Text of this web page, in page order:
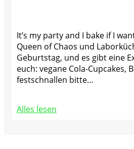
It’s my party and I bake if I
Queen of Chaos und
Geburtstag, und es gibt eine
euch: vegane Cola-Cupcakes,
festschnallen bitte…
Alles lesen